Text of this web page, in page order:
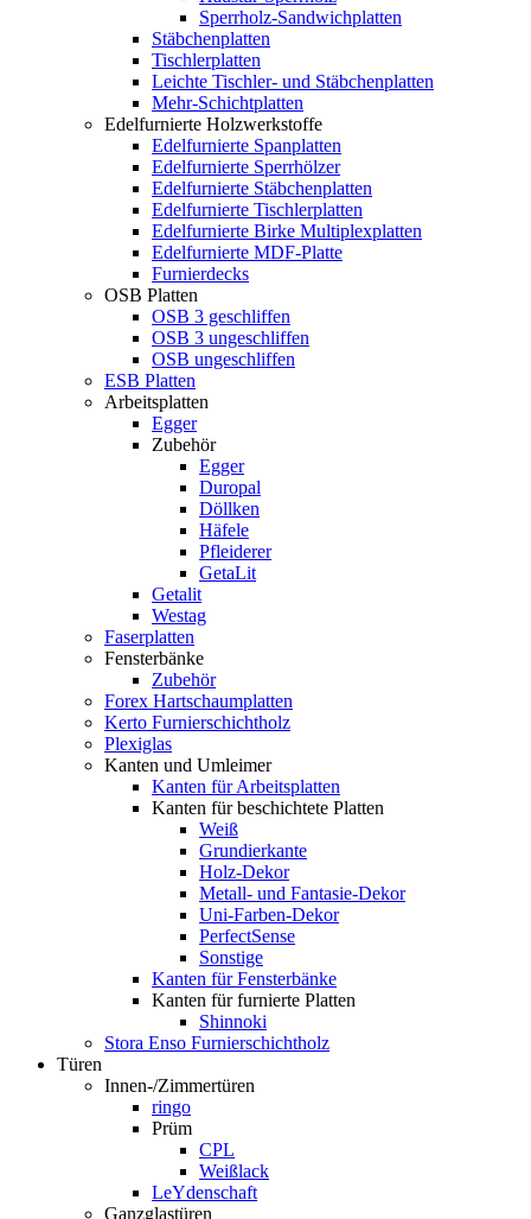
Sperrholz-Sandwichplatten
Stäbchenplatten
Tischlerplatten
Leichte Tischler- und Stäbchenplatten
Mehr-Schichtplatten
Edelfurnierte Holzwerkstoffe
Edelfurnierte Spanplatten
Edelfurnierte Sperrhölzer
Edelfurnierte Stäbchenplatten
Edelfurnierte Tischlerplatten
Edelfurnierte Birke Multiplexplatten
Edelfurnierte MDF-Platte
Furnierdecks
OSB Platten
OSB 3 geschliffen
OSB 3 ungeschliffen
OSB ungeschliffen
ESB Platten
Arbeitsplatten
Egger
Zubehör
Egger
Duropal
Döllken
Häfele
Pfleiderer
GetaLit
Getalit
Westag
Faserplatten
Fensterbänke
Zubehör
Forex Hartschaumplatten
Kerto Furnierschichtholz
Plexiglas
Kanten und Umleimer
Kanten für Arbeitsplatten
Kanten für beschichtete Platten
Weiß
Grundierkante
Holz-Dekor
Metall- und Fantasie-Dekor
Uni-Farben-Dekor
PerfectSense
Sonstige
Kanten für Fensterbänke
Kanten für furnierte Platten
Shinnoki
Stora Enso Furnierschichtholz
Türen
Innen-/Zimmertüren
ringo
Prüm
CPL
Weißlack
LeYdenschaft
Ganzglastüren